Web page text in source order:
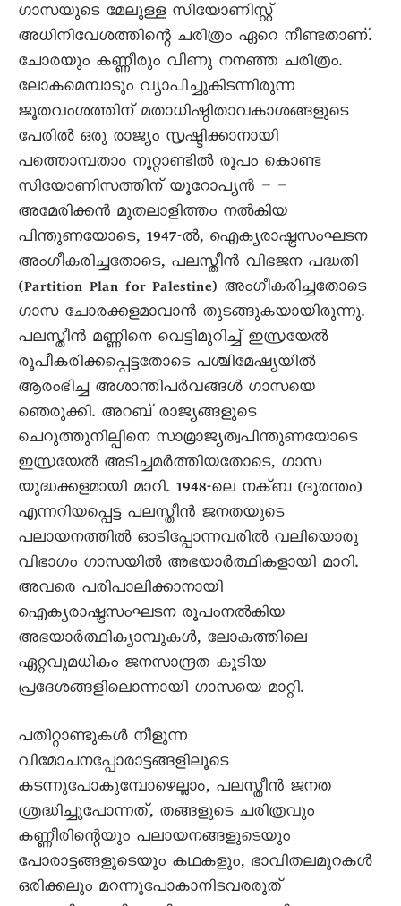
ഗാസയുടെ മേലുള്ള സിയോണിസ്റ്റ്
അധിനിവേശത്തിന്റെ ചരിത്രം ഏറെ നീണ്ടതാണ്.
ചോരയും കണ്ണീരും വീണു നനഞ്ഞ ചരിത്രം.
ലോകമെമ്പാടും വ്യാപിച്ചുകിടന്നിരുന്ന
ജൂതവംശത്തിന് മതാധിഷ്ഠിതാവകാശങ്ങളുടെ
പേരിൽ ഒരു രാജ്യം സൃഷ്ടിക്കാനായി
പത്തൊമ്പതാം നൂറ്റാണ്ടിൽ രൂപം കൊണ്ട
സിയോണിസത്തിന് യൂറോപ്യൻ – –
അമേരിക്കൻ മുതലാളിത്തം നൽകിയ
പിന്തുണയോടെ, 1947-ൽ, ഐക്യരാഷ്ട്രസംഘടന
അംഗീകരിച്ചതോടെ, പലസ്തീൻ വിഭജന പദ്ധതി
(Partition Plan for Palestine) അംഗീകരിച്ചതോടെ
ഗാസ ചോരക്കളമാവാൻ തുടങ്ങുകയായിരുന്നു.
പലസ്തീൻ മണ്ണിനെ വെട്ടിമുറിച്ച് ഇസ്രയേൽ
രൂപീകരിക്കപ്പെട്ടതോടെ പശ്ചിമേഷ്യയിൽ
ആരംഭിച്ച അശാന്തിപർവങ്ങൾ ഗാസയെ
ഞെരുക്കി. അറബ് രാജ്യങ്ങളുടെ
ചെറുത്തുനില്പിനെ സാമ്രാജ്യത്വപിന്തുണയോടെ
ഇസ്രയേൽ അടിച്ചമർത്തിയതോടെ, ഗാസ
യുദ്ധക്കളമായി മാറി. 1948-ലെ നക്ബ (ദുരന്തം)
എന്നറിയപ്പെട്ട പലസ്തീൻ ജനതയുടെ
പലായനത്തിൽ ഓടിപ്പോന്നവരിൽ വലിയൊരു
വിഭാഗം ഗാസയിൽ അഭയാർത്ഥികളായി മാറി.
അവരെ പരിപാലിക്കാനായി
ഐക്യരാഷ്ട്രസംഘടന രൂപംനൽകിയ
അഭയാർത്ഥിക്യാമ്പുകൾ, ലോകത്തിലെ
ഏറ്റവുമധികം ജനസാന്ദ്രത കൂടിയ
പ്രദേശങ്ങളിലൊന്നായി ഗാസയെ മാറ്റി.
പതിറ്റാണ്ടുകൾ നീളുന്ന
വിമോചനപ്പോരാട്ടങ്ങളിലൂടെ
കടന്നുപോകുമ്പോഴെല്ലാം, പലസ്തീൻ ജനത
ശ്രദ്ധിച്ചുപോന്നത്, തങ്ങളുടെ ചരിത്രവും
കണ്ണീരിന്റെയും പലായനങ്ങളുടെയും
പോരാട്ടങ്ങളുടെയും കഥകളും, ഭാവിതലമുറകൾ
ഒരിക്കലും മറന്നുപോകാനിടവരരുത്